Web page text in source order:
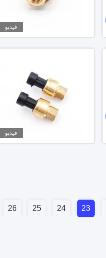
فيديو
فيديو
23
24
25
26